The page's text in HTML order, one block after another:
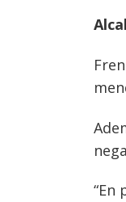
“En